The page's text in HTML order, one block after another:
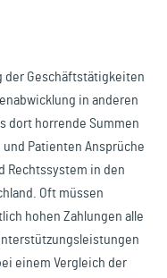
der Geschäftstätigkeiten
in anderen
dort horrende Summen
Patienten Ansprüche
Rechtssystem in den
Oft müssen
hohen Zahlungen alle
einem Vergleich der